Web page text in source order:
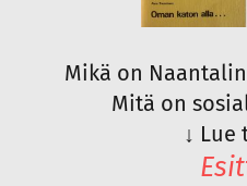
Mikä on
Mitä on
↓ Lue